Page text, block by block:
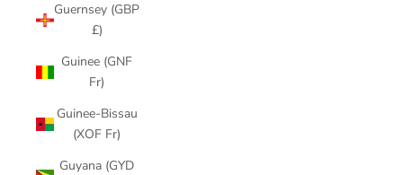
Guernsey (GBP
£)
Guinee (GNF
Fr)
Guinee-Bissau
(XOF Fr)
Guyana (GYD